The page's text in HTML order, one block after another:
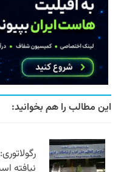
این مطالب را هم بخوانید:
نیافته